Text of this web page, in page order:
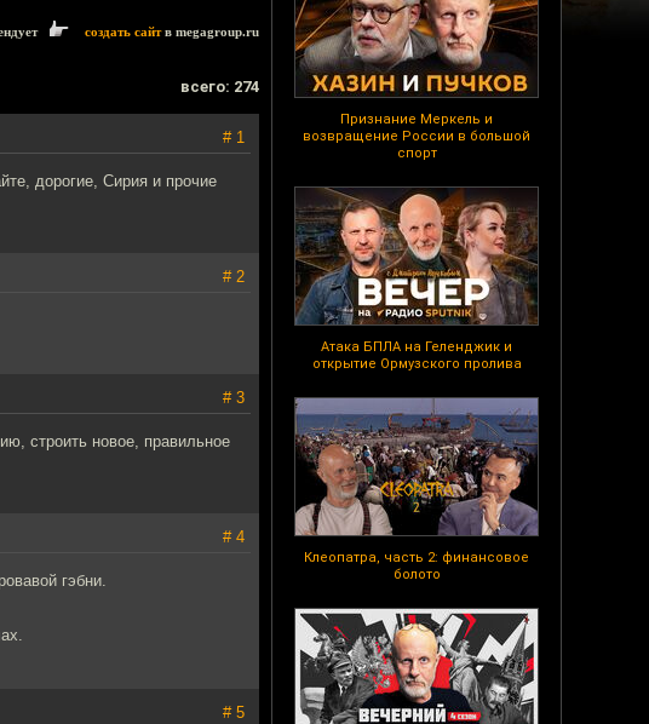
Признание Меркель и
возвращение России в большой
спорт
Атака БПЛА на Геленджик и
открытие Ормузского пролива
Клеопатра, часть 2: финансовое
болото
создать сайтв megagroup.ru
всего: 274
# 1
дорогие, Сирия и прочие
# 2
# 3
строить новое, правильное
# 4
гэбни.
# 5